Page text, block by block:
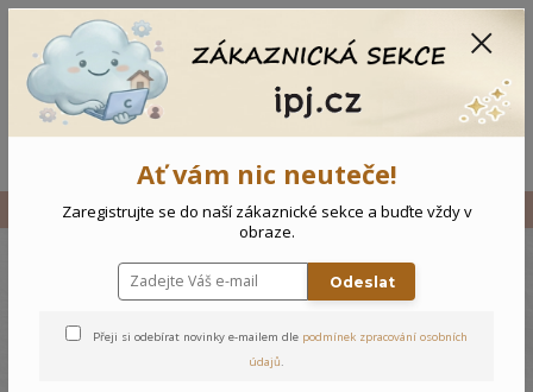
Vše Novorozenecké body BIO bavlna
Novorozenecké body BIO
bavlna
Ať vám nic neuteče!
Zaregistrujte se do naší zákaznické sekce a buďte vždy v
obraze.
Odeslat
Přeji si odebírat novinky e-mailem dle podmínek zpracování osobních
údajů.